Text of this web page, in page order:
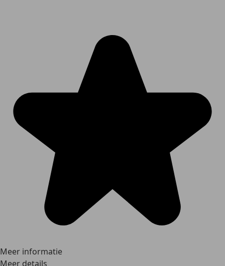
Meer informatie
Meer details